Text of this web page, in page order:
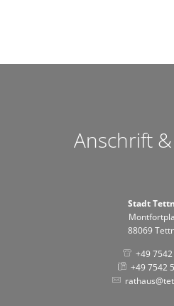
Anschrift
Stadt
88069
+49
+49 7542